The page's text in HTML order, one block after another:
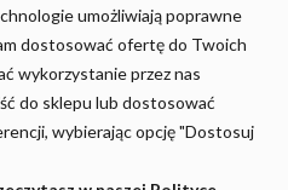
KONTO
umożliwiają poprawne
dostosować ofertę do Twoich
wykorzystanie przez nas
do sklepu lub dostosować
wybierając opcję "Dostosuj